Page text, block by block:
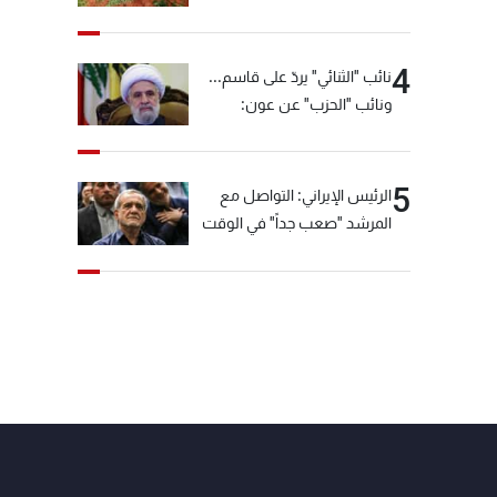
4نائب "الثنائي" يردّ على قاسم...
ونائب "الحزب" عن عون:
5الرئيس الإيراني: التواصل مع
المرشد "صعب جداً" في الوقت